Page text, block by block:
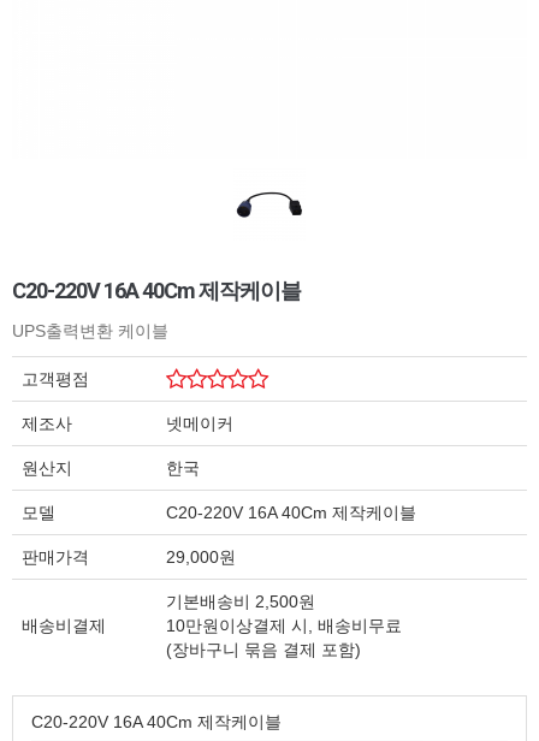
C20-220V 16A 40Cm 제작케이블
UPS출력변환 케이블
고객평점
제조사 넷메이커
원산지 한국
모델 C20-220V 16A 40Cm 제작케이블
판매가격 29,000원
배송비결제
기본배송비 2,500원
10만원이상결제 시, 배송비무료
(장바구니 묶음 결제 포함)
C20-220V 16A 40Cm 제작케이블